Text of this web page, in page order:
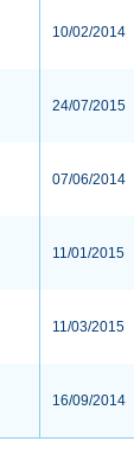
10/02/2014
24/07/2015
07/06/2014
11/01/2015
11/03/2015
16/09/2014